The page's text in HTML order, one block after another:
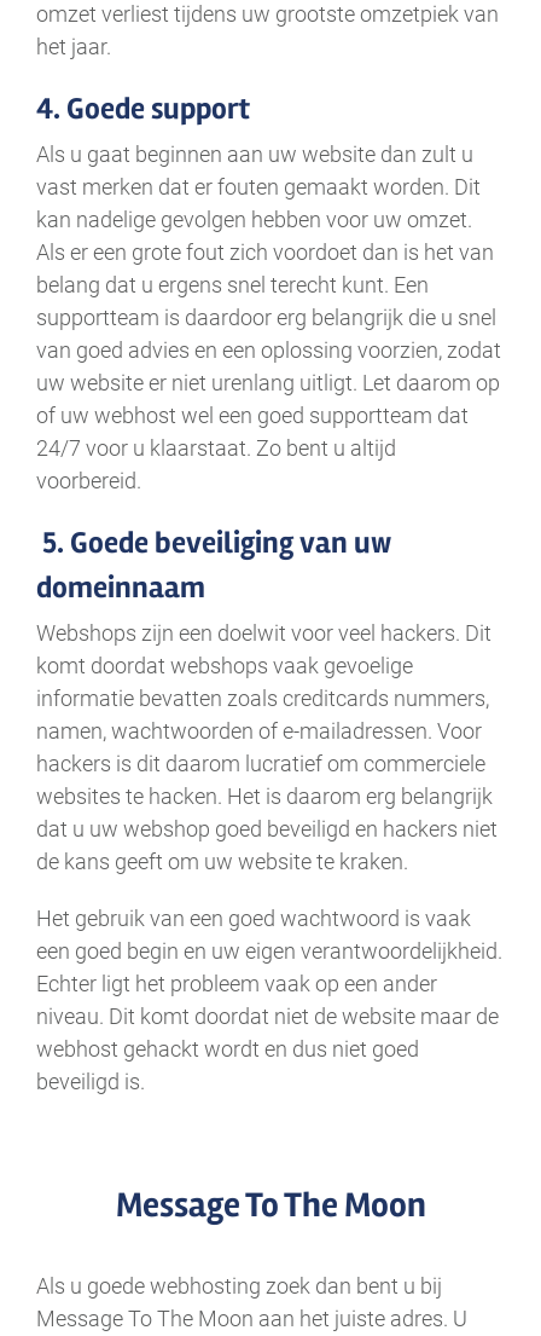
omzet verliest tijdens uw grootste omzetpiek van
het jaar.
4. Goede support
Als u gaat beginnen aan uw website dan zult u
vast merken dat er fouten gemaakt worden. Dit
kan nadelige gevolgen hebben voor uw omzet.
Als er een grote fout zich voordoet dan is het van
belang dat u ergens snel terecht kunt. Een
supportteam is daardoor erg belangrijk die u snel
van goed advies en een oplossing voorzien, zodat
uw website er niet urenlang uitligt. Let daarom op
of uw webhost wel een goed supportteam dat
24/7 voor u klaarstaat. Zo bent u altijd
voorbereid.
5. Goede beveiliging van uw
domeinnaam
Webshops zijn een doelwit voor veel hackers. Dit
komt doordat webshops vaak gevoelige
informatie bevatten zoals creditcards nummers,
namen, wachtwoorden of e-mailadressen. Voor
hackers is dit daarom lucratief om commerciele
websites te hacken. Het is daarom erg belangrijk
dat u uw webshop goed beveiligd en hackers niet
de kans geeft om uw website te kraken.
Het gebruik van een goed wachtwoord is vaak
een goed begin en uw eigen verantwoordelijkheid.
Echter ligt het probleem vaak op een ander
niveau. Dit komt doordat niet de website maar de
webhost gehackt wordt en dus niet goed
beveiligd is.
Message To The Moon
Als u goede webhosting zoek dan bent u bij
Message To The Moon aan het juiste adres. U